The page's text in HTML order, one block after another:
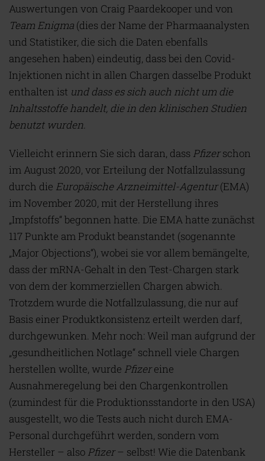
Auswertungen von Craig Paardekooper und von
Team Enigma (dies der Name der Pharmaanalysten
und Statistiker, die sich die Daten ebenfalls
angesehen haben) eindeutig, dass bei den Covid-
Injektionen nicht in allen Chargen dasselbe Produkt
enthalten ist und dass es sich auch nicht um die
Inhaltsstoffe handelt, die in den klinischen Studien
benutzt wurden.
Vielleicht erinnern Sie sich daran, dass Pfizerschon
im August 2020, vor Erteilung der Notfallzulassung
durch die Europäische Arzneimittel-Agentur(EMA)
im November 2020, mit der Herstellung ihres
„Impfstoffs“ begonnen hatte. Die EMA hatte zunächst
117 Punkte am Produkt beanstandet (sogenannte
„Major Objections“), wobei sie vor allem bemängelte,
dass der mRNA-Gehalt in den Test-Chargen stark
von dem der kommerziellen Chargen abwich.
Trotzdem wurde die Notfallzulassung, die nur auf
Basis einer Produktkonsistenz erteilt werden darf,
durchgewunken. Mehr noch: Weil man aufgrund der
„gesundheitlichen Notlage“ schnell viele Chargen
herstellen wollte, wurde Pfizereine
Ausnahmeregelung bei den Chargenkontrollen
(zumindest für die Produktionsstandorte in den USA)
ausgestellt, wo die Tests auch nicht durch EMA-
Personal durchgeführt werden, sondern vom
Hersteller – also Pfizer– selbst! Wie die Datenbank